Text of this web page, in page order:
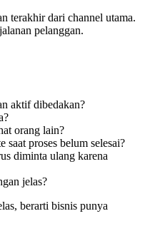
terakhir dari channel utama.
pelanggan.
aktif dibedakan?
orang lain?
saat proses belum selesai?
diminta ulang karena
jelas?
berarti bisnis punya